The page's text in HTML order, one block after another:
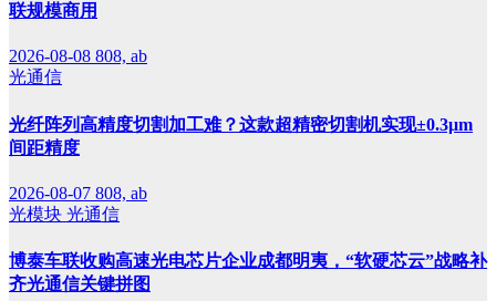
联规模商用
2026-08-08 808, ab
光通信
光纤阵列高精度切割加工难？这款超精密切割机实现±0.3μm
间距精度
2026-08-07 808, ab
光模块 光通信
博泰车联收购高速光电芯片企业成都明夷，“软硬芯云”战略补
齐光通信关键拼图